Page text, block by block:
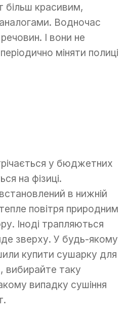
більш красивим,
Водночас
І вони не
міняти полиці
у бюджетних
на фізиці.
в нижній
повітря природним
Іноді трапляються
зверху. У будь-якому
купити сушарку для
вибирайте таку
випадку сушіння